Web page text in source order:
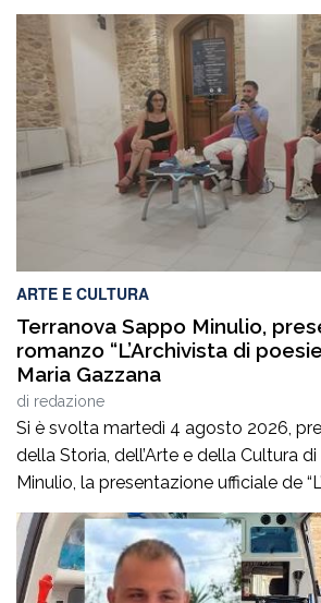
del Consiglio dei ministri, del nuovo
operativo della sanità calabrese per
2028. È l’ennesima denuncia del
che attesta una crisi gravissima del
negata dai […]
ARTE E CULTURA
Terranova Sappo Minulio,
romanzo “L’Archivista di
Maria Gazzana
di redazione
Si è svolta martedì 4 agosto 2026,
della Storia, dell’Arte e della Cultura
Minulio, la presentazione ufficiale de
poesie”, secondo romanzo del
Maria Gazzana.La serata ha
importante momento d’incontro tra
territorio, offrendo al pubblico